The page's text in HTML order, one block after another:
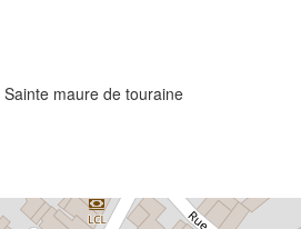
Sainte maure de touraine